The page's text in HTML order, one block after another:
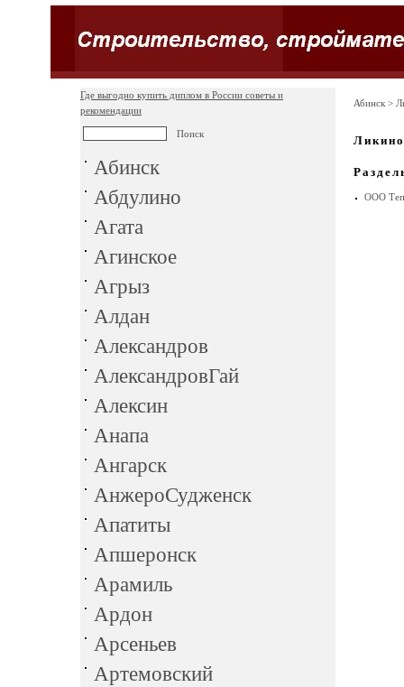
Где выгодно купить диплом в России советы и
рекомендации
Абинск
Абдулино
Агата
Агинское
Агрыз
Алдан
Александров
АлександровГай
Алексин
Анапа
Ангарск
АнжероСудженск
Апатиты
Апшеронск
Арамиль
Ардон
Арсеньев
Артемовский
Абинск >
ООО